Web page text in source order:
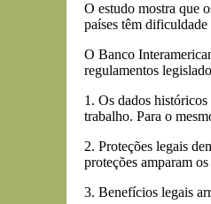
O estudo mostra que
países têm dificuldade
O Banco
regulamentos
1. Os dados
trabalho. Para o
2. Proteções legais
proteções amparam
3. Benefícios legais